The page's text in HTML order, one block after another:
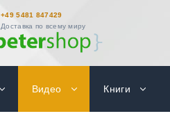
+49 5481 847429
Доставка по всему миру
Видео Книги